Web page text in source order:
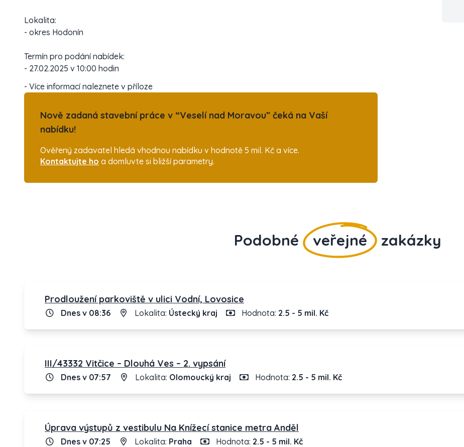
Lokalita:
- okres Hodonín
Termín pro podání nabídek:
- 27.02.2025 v 10:00 hodin
- Více informací naleznete v příloze
Nově zadaná stavební práce v “Veselí nad Moravou” čeká na Vaší
nabídku!
Ověřený zadavatel hledá vhodnou nabídku v hodnotě 5 mil. Kč a více.
Kontaktujte ho a domluvte si bližší parametry.
Podobné veřejné zakázky
Prodloužení parkoviště v ulici Vodní, Lovosice
Dnes v 08:36 Lokalita: Ústecký kraj Hodnota: 2.5 - 5 mil. Kč
III/43332 Vitčice – Dlouhá Ves – 2. vypsání
Dnes v 07:57 Lokalita: Olomoucký kraj Hodnota: 2.5 - 5 mil. Kč
Úprava výstupů z vestibulu Na Knížecí stanice metra Anděl
Dnes v 07:25 Lokalita: Praha Hodnota: 2.5 - 5 mil. Kč